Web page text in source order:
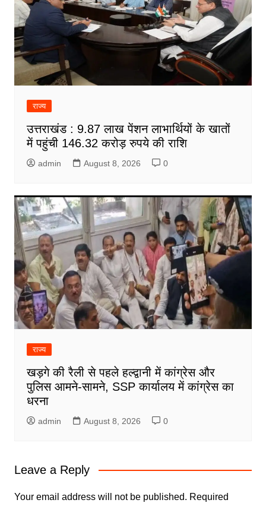
राज्य
उत्तराखंड : 9.87 लाख पेंशन लाभार्थियों के खातों
में पहुंची 146.32 करोड़ रुपये की राशि
admin August 8, 2026 0
राज्य
खड़गे की रैली से पहले हल्द्वानी में कांग्रेस और
पुलिस आमने-सामने, SSP कार्यालय में कांग्रेस का
धरना
admin August 8, 2026 0
Leave a Reply
Your email address will not be published. Required